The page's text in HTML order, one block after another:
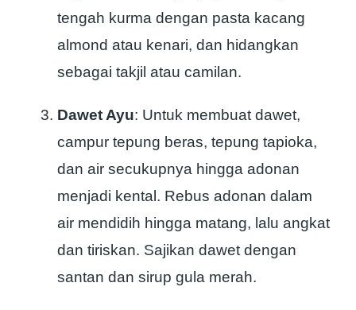
tengah kurma dengan pasta kacang
almond atau kenari, dan hidangkan
sebagai takjil atau camilan.
Dawet Ayu: Untuk membuat dawet,
campur tepung beras, tepung tapioka,
dan air secukupnya hingga adonan
menjadi kental. Rebus adonan dalam
air mendidih hingga matang, lalu angkat
dan tiriskan. Sajikan dawet dengan
santan dan sirup gula merah.